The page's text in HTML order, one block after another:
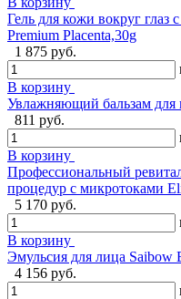
Гель для кожи вокруг глаз
Premium Placenta,30g
1 875 руб.
В корзину
Увлажняющий бальзам для
811 руб.
В корзину
Профессиональный
процедур с микротоками
5 170 руб.
В корзину
Эмульсия для лица Saibow
4 156 руб.